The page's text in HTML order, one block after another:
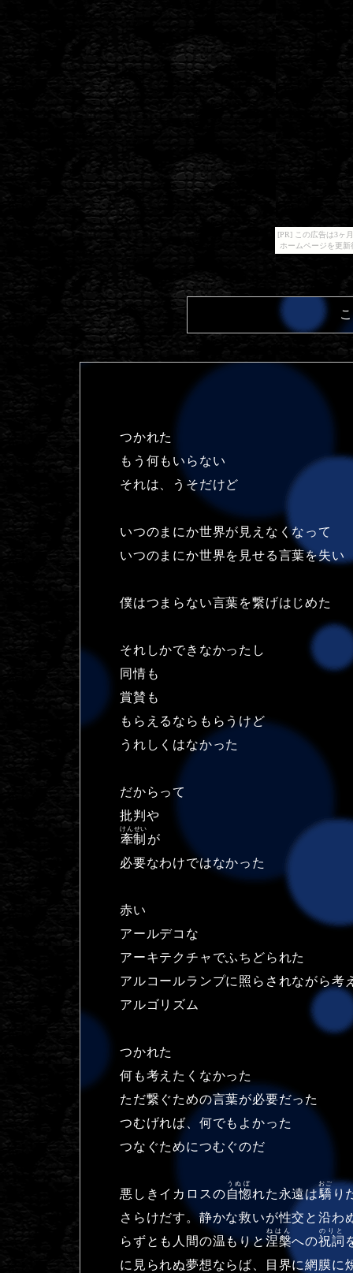
[PR] この広告は3ヶ
ホームページを更
つかれた
もう何もいらない
それは、うそだけど
いつのまにか世界が見えなくなって
いつのまにか世界を見せる言葉を失い
僕はつまらない言葉を繋げはじめた
それしかできなかったし
同情も
賞賛も
もらえるならもらうけど
うれしくはなかった
だからって
批判や
牽制
けんせい
が
必要なわけではなかった
赤い
アールデコな
アーキテクチャでふちどられた
アルコールランプに照らされながら考
アルゴリズム
つかれた
何も考えたくなかった
ただ繋ぐための言葉が必要だった
つむげれば、何でもよかった
つなぐためにつむぐのだ
悪しきイカロスの自惚
うぬぼ
れた永遠は驕
おご
り
さらけだす。静かな救いが性交と沿わ
らずとも人間の温もりと涅槃
ねはん
への祝詞
のりと
に見られぬ夢想ならば、目界に網膜に